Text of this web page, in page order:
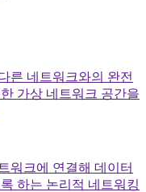
른 네트워크와의 완전
가상 네트워크 공간을
워크에 연결해 데이터
하는 논리적 네트워킹